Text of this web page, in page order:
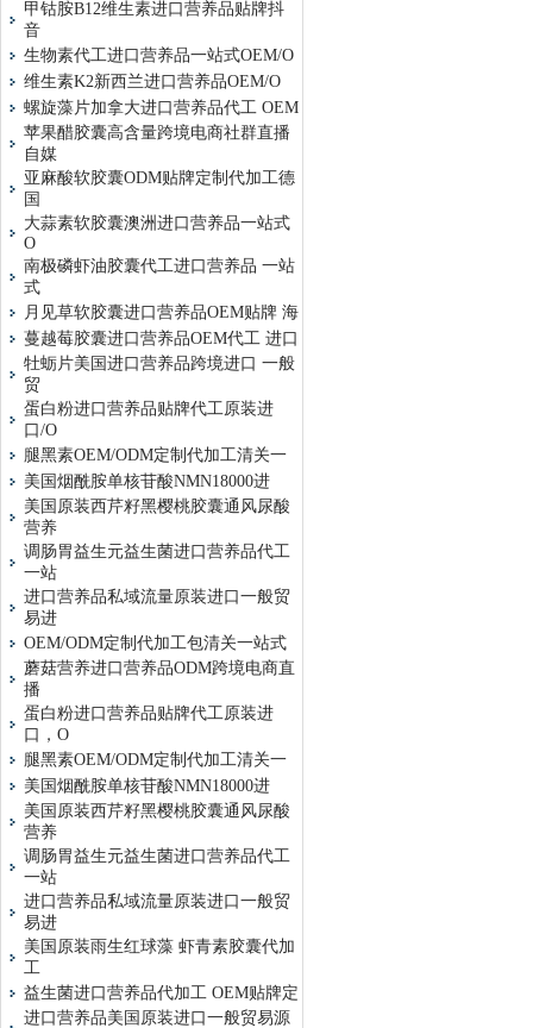
甲钴胺B12维生素进口营养品贴牌抖
音
生物素代工进口营养品一站式OEM/O
维生素K2新西兰进口营养品OEM/O
螺旋藻片加拿大进口营养品代工 OEM
苹果醋胶囊高含量跨境电商社群直播
自媒
亚麻酸软胶囊ODM贴牌定制代加工德
国
大蒜素软胶囊澳洲进口营养品一站式
O
南极磷虾油胶囊代工进口营养品 一站
式
月见草软胶囊进口营养品OEM贴牌 海
蔓越莓胶囊进口营养品OEM代工 进口
牡蛎片美国进口营养品跨境进口 一般
贸
蛋白粉进口营养品贴牌代工原装进
口/O
腿黑素OEM/ODM定制代加工清关一
美国烟酰胺单核苷酸NMN18000进
美国原装西芹籽黑樱桃胶囊通风尿酸
营养
调肠胃益生元益生菌进口营养品代工
一站
进口营养品私域流量原装进口一般贸
易进
OEM/ODM定制代加工包清关一站式
蘑菇营养进口营养品ODM跨境电商直
播
蛋白粉进口营养品贴牌代工原装进
口，O
腿黑素OEM/ODM定制代加工清关一
美国烟酰胺单核苷酸NMN18000进
美国原装西芹籽黑樱桃胶囊通风尿酸
营养
调肠胃益生元益生菌进口营养品代工
一站
进口营养品私域流量原装进口一般贸
易进
美国原装雨生红球藻 虾青素胶囊代加
工
益生菌进口营养品代加工 OEM贴牌定
进口营养品美国原装进口一般贸易源